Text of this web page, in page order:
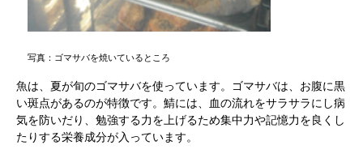
写真：ゴマサバを焼いているところ
魚は、夏が旬のゴマサバを使っています。ゴマサバは、お腹に黒
い斑点があるのが特徴です。鯖には、血の流れをサラサラにし病
気を防いだり、勉強する力を上げるため集中力や記憶力を良くし
たりする栄養成分が入っています。